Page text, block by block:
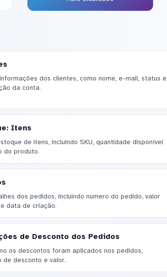
dos clientes, como nome, e-mail, status e
da conta.
Itens
de itens, incluindo SKU, quantidade disponível
do produto.
dos pedidos, incluindo número do pedido, valor
data de criação.
de Desconto dos Pedidos
os descontos foram aplicados nos pedidos,
de desconto e valor.